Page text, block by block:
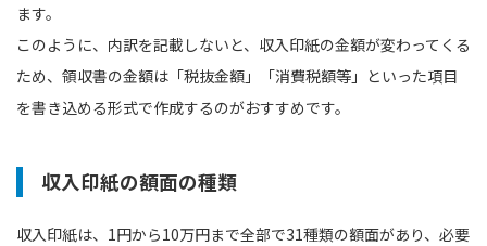
ます。
このように、内訳を記載しないと、収入印紙の金額が変わってくる
ため、領収書の金額は「税抜金額」「消費税額等」といった項目
を書き込める形式で作成するのがおすすめです。
収入印紙の額面の種類
収入印紙は、1円から10万円まで全部で31種類の額面があり、必要